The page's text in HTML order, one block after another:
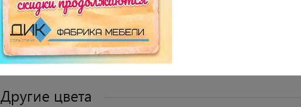
Показать все
Другие цвета